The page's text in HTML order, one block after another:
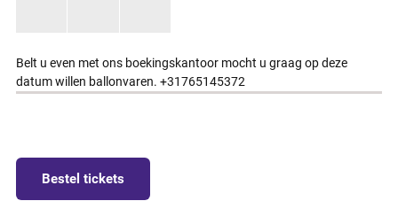
Belt u even met ons boekingskantoor mocht u graag op deze
datum willen ballonvaren. +31765145372
Bestel tickets